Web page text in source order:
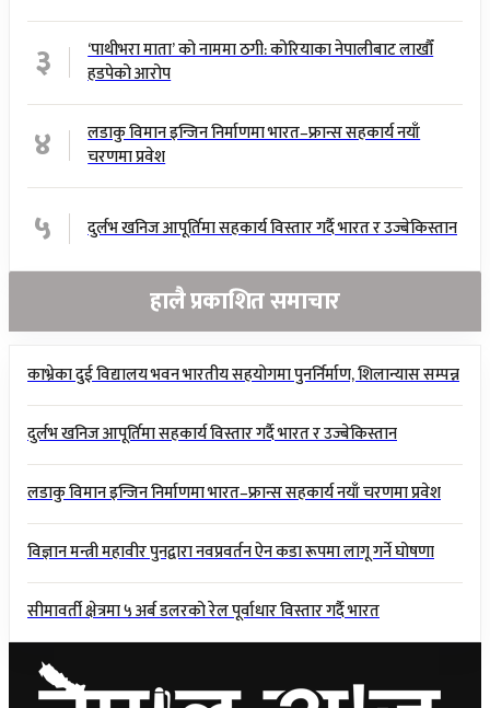
३
‘पाथीभरा माता’ को नाममा ठगी: कोरियाका नेपालीबाट लाखौँ
हडपेको आरोप
४
लडाकु विमान इन्जिन निर्माणमा भारत–फ्रान्स सहकार्य नयाँ
चरणमा प्रवेश
५ दुर्लभ खनिज आपूर्तिमा सहकार्य विस्तार गर्दै भारत र उज्बेकिस्तान
हालै प्रकाशित समाचार
काभ्रेका दुई विद्यालय भवन भारतीय सहयोगमा पुनर्निर्माण, शिलान्यास सम्पन्न
दुर्लभ खनिज आपूर्तिमा सहकार्य विस्तार गर्दै भारत र उज्बेकिस्तान
लडाकु विमान इन्जिन निर्माणमा भारत–फ्रान्स सहकार्य नयाँ चरणमा प्रवेश
विज्ञान मन्त्री महावीर पुनद्वारा नवप्रवर्तन ऐन कडा रूपमा लागू गर्ने घोषणा
सीमावर्ती क्षेत्रमा ५ अर्ब डलरको रेल पूर्वाधार विस्तार गर्दै भारत